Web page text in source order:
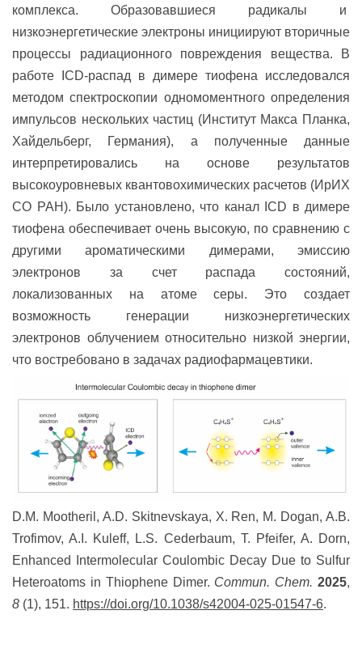
комплекса. Образовавшиеся радикалы и
низкоэнергетические электроны инициируют вторичные
процессы радиационного повреждения вещества. В
работе ICD-распад в димере тиофена исследовался
методом спектроскопии одномоментного определения
импульсов нескольких частиц (Институт Макса Планка,
Хайдельберг, Германия), а полученные данные
интерпретировались на основе результатов
высокоуровневых квантовохимических расчетов (ИрИХ
СО РАН). Было установлено, что канал ICD в димере
тиофена обеспечивает очень высокую, по сравнению с
другими ароматическими димерами, эмиссию
электронов за счет распада состояний,
локализованных на атоме серы. Это создает
возможность генерации низкоэнергетических
электронов облучением относительно низкой энергии,
что востребовано в задачах радиофармацевтики.
D.M. Mootheril, A.D. Skitnevskaya, X. Ren, M. Dogan, A.B.
Trofimov, A.I. Kuleff, L.S. Cederbaum, T. Pfeifer, A. Dorn,
Enhanced Intermolecular Coulombic Decay Due to Sulfur
Heteroatoms in Thiophene Dimer. Commun. Chem. 2025,
8 (1), 151. https://doi.org/10.1038/s42004-025-01547-6.